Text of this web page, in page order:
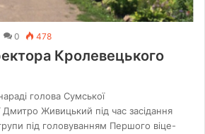
0 478
Кролевецького
голова Сумської
Дмитро Живицький під час засідання
під головуванням Першого віце-